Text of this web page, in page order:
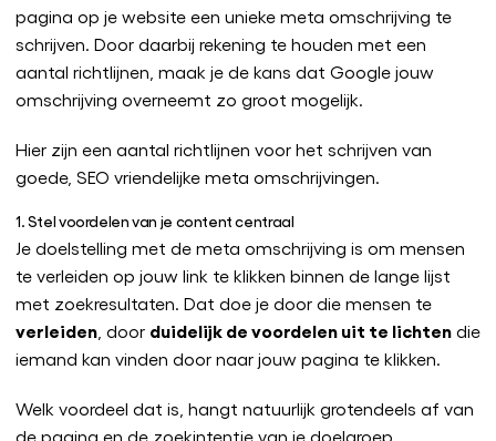
pagina op je website een unieke meta omschrijving te
schrijven. Door daarbij rekening te houden met een
aantal richtlijnen, maak je de kans dat Google jouw
omschrijving overneemt zo groot mogelijk.
Hier zijn een aantal richtlijnen voor het schrijven van
goede, SEO vriendelijke meta omschrijvingen.
1. Stel voordelen van je content centraal
Je doelstelling met de meta omschrijving is om mensen
te verleiden op jouw link te klikken binnen de lange lijst
met zoekresultaten. Dat doe je door die mensen te
verleiden , door duidelijk de voordelen uit te lichten die
iemand kan vinden door naar jouw pagina te klikken.
Welk voordeel dat is, hangt natuurlijk grotendeels af van
de pagina en de zoekintentie van je doelgroep.